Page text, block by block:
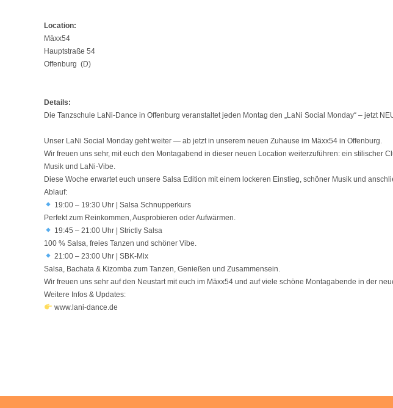
Location:
Mäxx54
Hauptstraße 54
Offenburg (D)
Details:
Die Tanzschule LaNi-Dance in Offenburg veranstaltet jeden Montag den „LaNi Social Monday“ – jetzt
Unser LaNi Social Monday geht weiter — ab jetzt in unserem neuen Zuhause im Mäxx54 in Offenburg.
Wir freuen uns sehr, mit euch den Montagabend in dieser neuen Location weiterzuführen: ein stilischer
Musik und LaNi-Vibe.
Diese Woche erwartet euch unsere Salsa Edition mit einem lockeren Einstieg, schöner Musik und
Ablauf:
19:00 – 19:30 Uhr | Salsa Schnupperkurs
Perfekt zum Reinkommen, Ausprobieren oder Aufwärmen.
19:45 – 21:00 Uhr | Strictly Salsa
100 % Salsa, freies Tanzen und schöner Vibe.
21:00 – 23:00 Uhr | SBK-Mix
Salsa, Bachata & Kizomba zum Tanzen, Genießen und Zusammensein.
Wir freuen uns sehr auf den Neustart mit euch im Mäxx54 und auf viele schöne Montagabende in der
Weitere Infos & Updates:
www.lani-dance.de